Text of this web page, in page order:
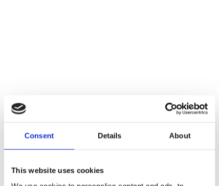
Consent Details About
This website uses cookies